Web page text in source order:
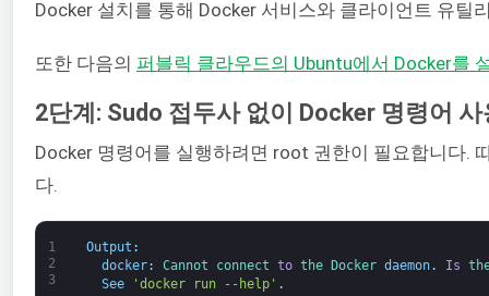
Docker 설치를 통해 Docker 서비스와 클라이언트 유
또한 다음의 퍼블릭 클라우드의 Ubuntu에서 Docker를
2단계: Sudo 접두사 없이 Docker 명령어
Docker 명령어를 실행하려면 root 권한이 필요합니다.
다.
1
2
3
Output :
docker: Cannot connect to the Docker daemon. Is
See
'docker run --help' .